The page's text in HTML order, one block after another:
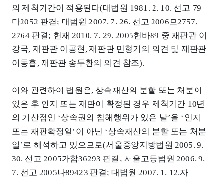
의 제척기간이 적용된다(대법원 1981. 2. 10. 선고 79
다2052 판결; 대법원 2007. 7. 26. 선고 2006므2757,
2764 판결; 헌재 2010. 7. 29. 2005헌바89 중 재판관 이
강국, 재판관 이공현, 재판관 민형기의 의견 및 재판관
이동흡, 재판관 송두환의 의견 참조).
이와 관련하여 법원은, 상속재산의 분할 또는 처분이
있은 후 인지 또는 재판이 확정된 경우 제척기간 10년
의 기산점인 ‘상속권의 침해행위가 있은 날’을 ‘인지
또는 재판확정일’이 아닌 ‘상속재산의 분할 또는 처분
일’로 해석하고 있으므로(서울중앙지방법원 2005. 9.
30. 선고 2005가합36293 판결; 서울고등법원 2006. 9.
7. 선고 2005나89423 판결; 대법원 2007. 1. 12.자